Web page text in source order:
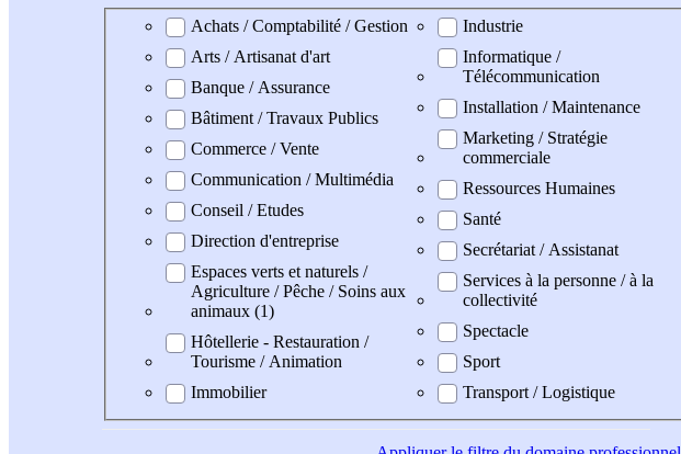
Domaine professionel
Achats / Comptabilité / Gestion
Arts / Artisanat d'art
Banque / Assurance
Bâtiment / Travaux Publics
Commerce / Vente
Communication / Multimédia
Conseil / Etudes
Direction d'entreprise
Espaces verts et naturels /
Agriculture / Pêche / Soins aux
animaux (1)
Hôtellerie - Restauration /
Tourisme / Animation
Immobilier
Industrie
Informatique /
Télécommunication
Installation / Maintenance
Marketing / Stratégie
commerciale
Ressources Humaines
Santé
Secrétariat / Assistanat
Services à la personne / à la
collectivité
Spectacle
Sport
Transport / Logistique